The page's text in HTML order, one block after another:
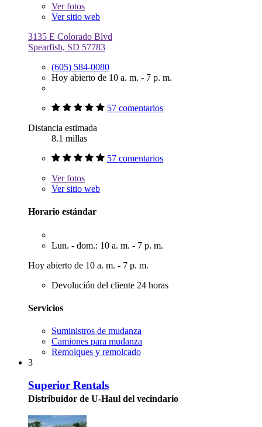
Verfotos
Ver sitio web
3135 E Colorado Blvd
Spearfish, SD 57783
(605) 584-0080
Hoy abierto de 10 a. m. - 7 p. m.
57 comentarios
Distancia estimada
8.1 millas
57 comentarios
Verfotos
Ver sitio web
Horario estándar
Lun. - dom.: 10 a. m. - 7 p. m.
Hoy abierto de 10 a. m. - 7 p. m.
Devolución del cliente 24 horas
Servicios
Suministros de mudanza
Camiones para mudanza
Remolques y remolcado
3
Superior Rentals
Distribuidor de U-Haul del vecindario